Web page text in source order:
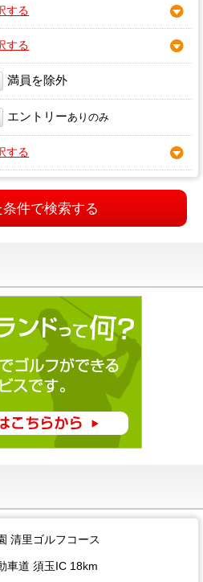
する
する
満員を除外
エントリーありのみ
する
件で検索する
清里ゴルフコース
車道 須玉IC 18km